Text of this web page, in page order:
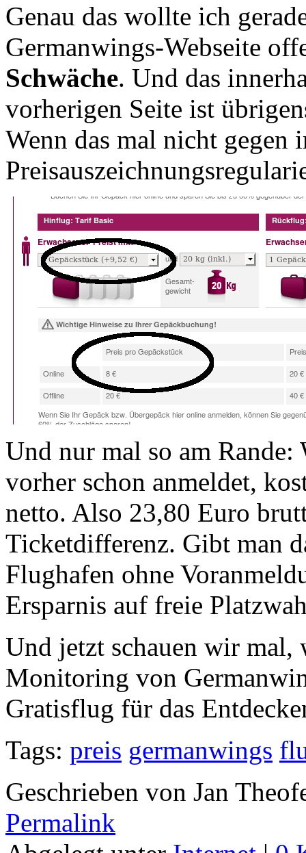
Genau das wollte ich
Germanwings-Webseite
Schwäche. Und das
vorherigen Seite ist
Wenn das mal nicht gegen
Und nur mal so am Rande:
vorher schon anmeldet,
netto. Also 23,80 Euro
Ticketdifferenz. Gibt man
Flughafen ohne
Ersparnis auf freie
Und jetzt schauen wir
Monitoring von
Gratisflug für das
Tags: preis germanwings
Geschrieben von Jan
Permalink